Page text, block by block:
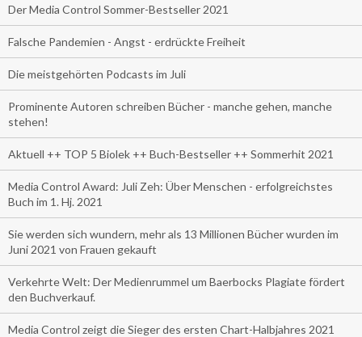
Der Media Control Sommer-Bestseller 2021
Falsche Pandemien - Angst - erdrückte Freiheit
Die meistgehörten Podcasts im Juli
Prominente Autoren schreiben Bücher - manche gehen, manche
stehen!
Aktuell ++ TOP 5 Biolek ++ Buch-Bestseller ++ Sommerhit 2021
Media Control Award: Juli Zeh: Über Menschen - erfolgreichstes
Buch im 1. Hj. 2021
Sie werden sich wundern, mehr als 13 Millionen Bücher wurden im
Juni 2021 von Frauen gekauft
Verkehrte Welt: Der Medienrummel um Baerbocks Plagiate fördert
den Buchverkauf.
Media Control zeigt die Sieger des ersten Chart-Halbjahres 2021